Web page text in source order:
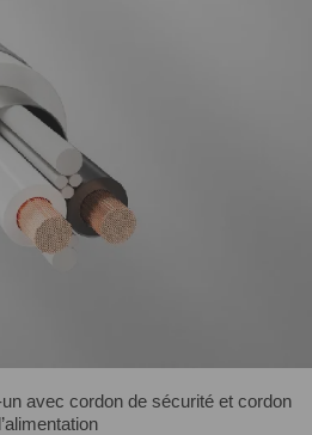
avec cordon de sécurité et cordon